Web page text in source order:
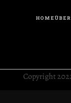
HOME
Copyright